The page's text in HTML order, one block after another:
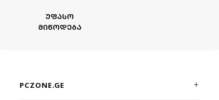
ᲣᲤᲐᲡᲝ
ᲛᲘᲬᲝᲓᲔᲑᲐ
PCZONE.GE